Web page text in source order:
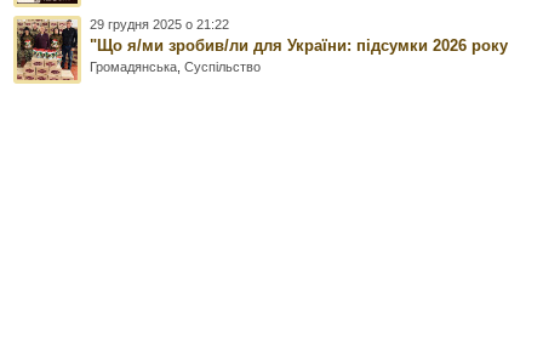
29 грудня 2025 о 21:22
"Що я/ми зробив/ли для України: підсумки 2026 року
Громадянська ,Суспільство